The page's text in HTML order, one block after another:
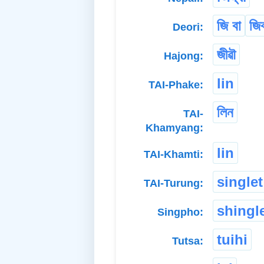
Deori: জি বা
Hajong: জীৱৗ
TAI-Phake: lin
TAI-
Khamyang:
লিন
TAI-Khamti: lin
TAI-Turung: singlet
Singpho:
Tutsa:
tuihi